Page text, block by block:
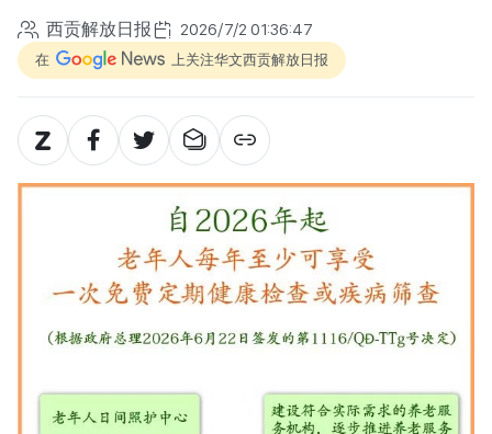
西贡解放日报 2026/7/2 01:36:47
在 上关注华文西贡解放日报